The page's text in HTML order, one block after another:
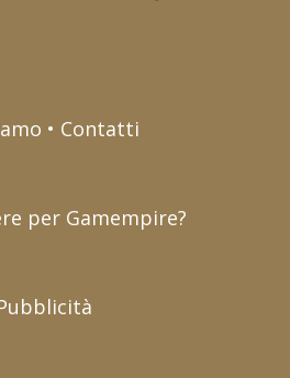
• Contatti
per Gamempire?